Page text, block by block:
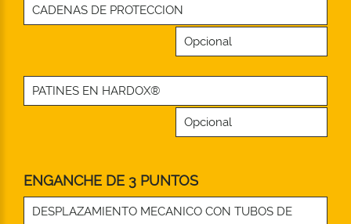
CADENAS DE PROTECCION
Opcional
PATINES EN HARDOX®
Opcional
ENGANCHE DE 3 PUNTOS
DESPLAZAMIENTO MECANICO CON TUBOS DE